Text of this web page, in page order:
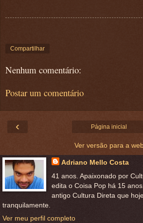
Compartilhar
Nenhum comentário:
Postar um comentário
‹ Página inicial
Ver versão para a
Adriano Mello Costa
41 anos. Apaixonado por
edita o Coisa Pop há 15
antigo Cultura Direta que
tranquilamente.
Ver meu perfil completo